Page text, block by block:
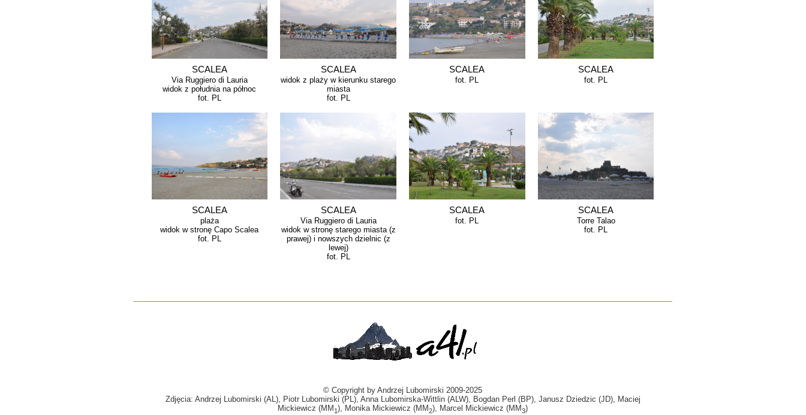
SCALEA
Via Ruggiero di Lauria
widok z południa na północ
fot. PL
SCALEA
widok z plaży w kierunku starego
miasta
fot. PL
SCALEA
fot. PL
SCALEA
fot. PL
SCALEA
plaża
widok w stronę Capo Scalea
fot. PL
SCALEA
Via Ruggiero di Lauria
widok w stronę starego miasta (z
prawej) i nowszych dzielnic (z
lewej)
fot. PL
SCALEA
fot. PL
SCALEA
Torre Talao
fot. PL
© Copyright by Andrzej Lubomirski 2009-2025
Zdjęcia: Andrzej Lubomirski (AL), Piotr Lubomirski (PL), Anna Lubomirska-Wittlin (ALW), Bogdan Perl (BP), Janusz Dziedzic (JD), Maciej
Mickiewicz (MM1), Monika Mickiewicz (MM2), Marcel Mickiewicz (MM3)